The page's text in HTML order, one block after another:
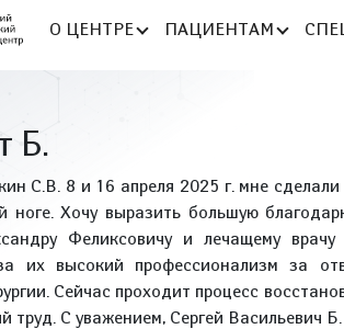
О ЦЕНТРЕ ПАЦИЕНТАМ
Б.
С.В. 8 и 16 апреля 2025 г. мне
ноге. Хочу выразить большую
Феликсовичу и лечащему
их высокий профессионализм за
Сейчас проходит процесс
труд. С уважением, Сергей Васильевич Б.